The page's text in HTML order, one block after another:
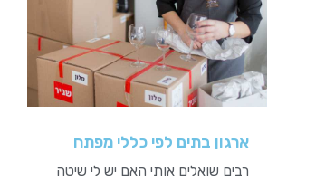
ארגון בתים לפי כללי מפתח
רבים שואלים אותי האם יש לי שיטה